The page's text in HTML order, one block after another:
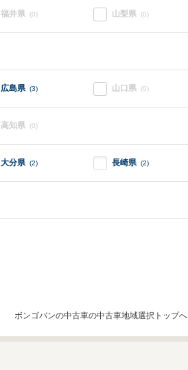
福井県 (0) 山梨県 (0)
広島県 (3) 山口県 (0)
高知県 (0)
大分県 (2) 長崎県 (2)
ボンゴバンの中古車の中古車地域選択トップへ